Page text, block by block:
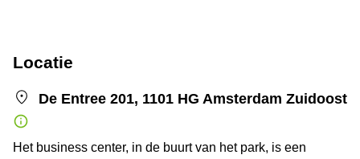
Locatie
De Entree 201, 1101 HG Amsterdam Zuidoost
Het business center, in de buurt van het park, is een